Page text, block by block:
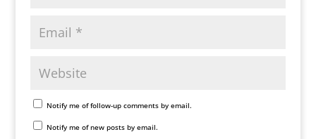
Notify me of follow-up comments by email.
Notify me of new posts by email.